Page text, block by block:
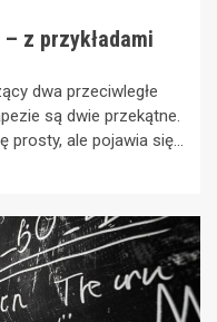
z przykładami
dwa przeciwległe
są dwie przekątne.
prosty, ale pojawia się...